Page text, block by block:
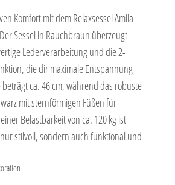
Komfort mit dem Relaxsessel Amila
Sessel in Rauchbraun überzeugt
Lederverarbeitung und die 2-
die dir maximale Entspannung
beträgt ca. 46 cm, während das robuste
mit sternförmigen Füßen für
Belastbarkeit von ca. 120 kg ist
stilvoll, sondern auch funktional und